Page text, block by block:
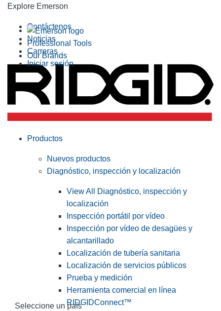
Explore Emerson
Professional Tools
Our Brands
Contáctenos
Noticias
Carreras
Iniciar sesión
Seleccione un país
Productos
Nuevos productos
Diagnóstico, inspección y localización
View All Diagnóstico, inspección y
localización
Inspección portátil por vídeo
Inspección por vídeo de desagües y
alcantarillado
Localización de tubería sanitaria
Localización de servicios públicos
Prueba y medición
Herramienta comercial en línea
RIDGIDConnect™